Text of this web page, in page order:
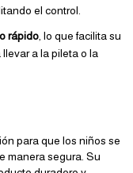
el control.
rápido , lo que facilita su
a la pileta o la
para que los niños se
manera segura. Su